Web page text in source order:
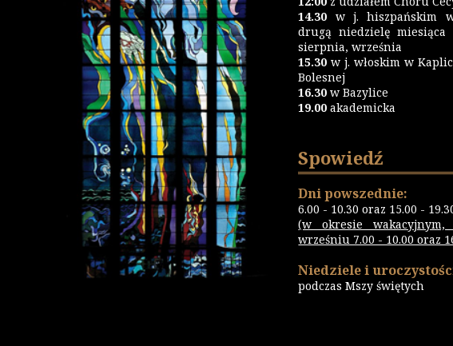
14.30 w j. hiszpańskim
drugą niedzielę miesiąca
sierpnia, września
15.30 w j. włoskim w
Bolesnej
16.30w Bazylice
19.00akademicka
Spowiedź
Dni powszednie:
6.00 - 10.30 oraz 15.00 -
(w okresie
wrześniu 7.00 - 10.00 oraz
Niedziele i
podczas Mszy świętych